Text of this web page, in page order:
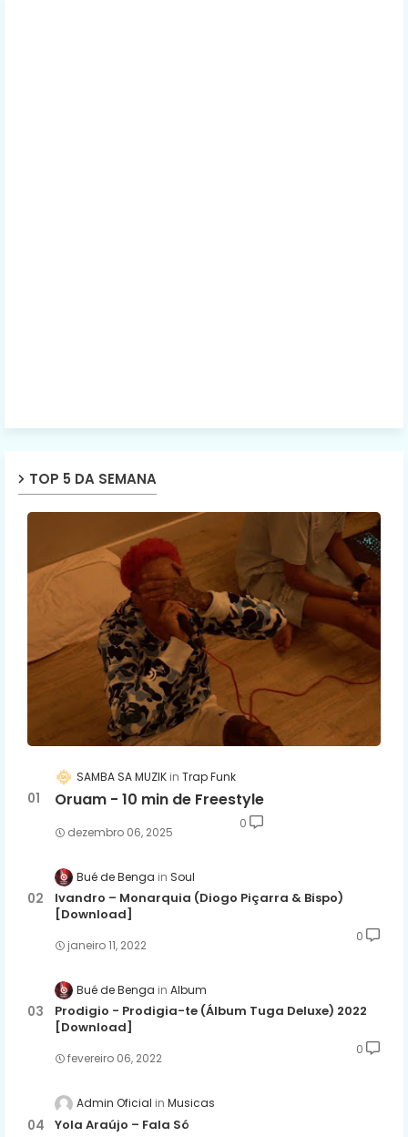
TOP 5 DA SEMANA
SAMBA SA MUZIK Trap Funk
Oruam - 10 min de Freestyle
dezembro 06, 2025
0
Bué de Benga Soul
Ivandro – Monarquia (Diogo Piçarra & Bispo)
[Download]
janeiro 11, 2022
0
Bué de Benga Album
Prodigio - Prodigia-te (Álbum Tuga Deluxe) 2022
[Download]
fevereiro 06, 2022
0
Admin Oficial Musicas
Yola Araújo – Fala Só